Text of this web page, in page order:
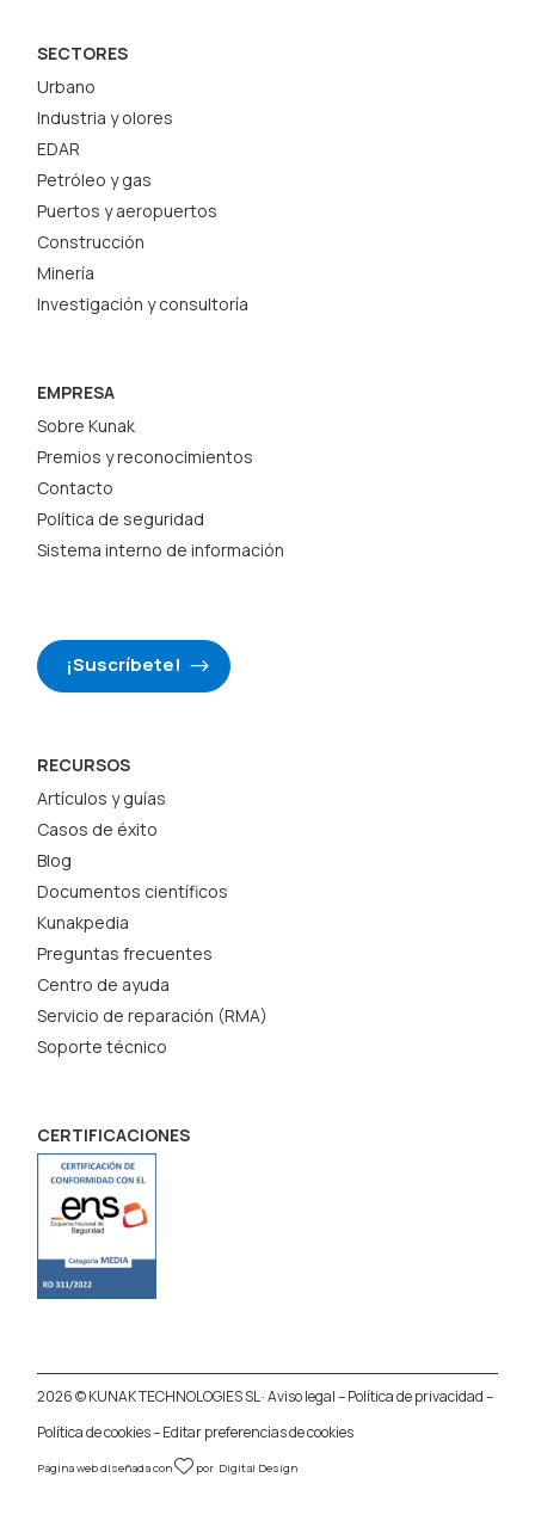
SECTORES
Urbano
Industria y olores
EDAR
Petróleo y gas
Puertos y aeropuertos
Construcción
Minería
Investigación y consultoría
EMPRESA
Sobre Kunak
Premios y reconocimientos
Contacto
Política de seguridad
Sistema interno de información
¡Suscríbete!
RECURSOS
Artículos y guías
Casos de éxito
Blog
Documentos científicos
Kunakpedia
Preguntas frecuentes
Centro de ayuda
Servicio de reparación (RMA)
Soporte técnico
CERTIFICACIONES
2026 © KUNAK TECHNOLOGIES SL ·Aviso legal–Política de privacidad–
Política de cookies–Editar preferencias de cookies
Página web diseñada con por Digital Design